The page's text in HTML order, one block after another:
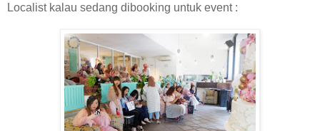
Localist kalau sedang dibooking untuk event :